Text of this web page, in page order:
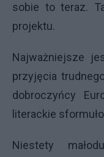
sobie to teraz.
projektu.
Najważniejsze
przyjęcia
dobroczyńcy
literackie
Niestety